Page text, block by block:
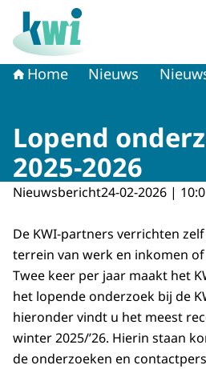
Naar de homepage van
Home Nieuws
Lopend
2025-2026
Nieuwsbericht24-02-2026 |
De KWI-partners verrichten
terrein van werk en inkomen
Twee keer per jaar maakt het
het lopende onderzoek bij de
hieronder vindt u het meest
winter 2025/’26. Hierin staan
de onderzoeken en